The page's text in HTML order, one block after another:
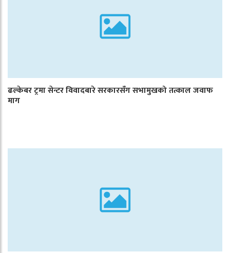
ढल्केबर ट्रमा सेन्टर विवादबारे सरकारसँग सभामुखको तत्काल जवाफ
माग